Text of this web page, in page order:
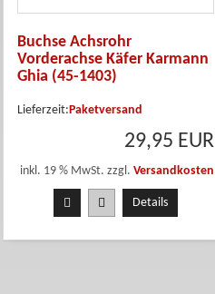
Buchse Achsrohr
Vorderachse Käfer Karmann
Ghia (45-1403)
Lieferzeit: Paketversand
29,95 EUR
inkl. 19 % MwSt. zzgl. Versandkosten
Details